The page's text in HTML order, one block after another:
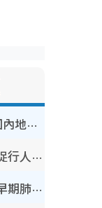
高才通來港2個月辭職逃回內地！控訴港企3宗罪 歎微管理極窒息
警方即日起全港大執法！捉行人亂過馬路+司機不專注駕駛！亂過馬路罰$2000
港大公共衞生學院推免費早期肺癌篩查！合資格人士將獲全額資助定期血液化驗／電腦斷層掃描／風險評估